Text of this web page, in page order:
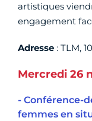
artistiques
engagement
Adresse : TLM,
Mercredi 26
- Conférence-
femmes en